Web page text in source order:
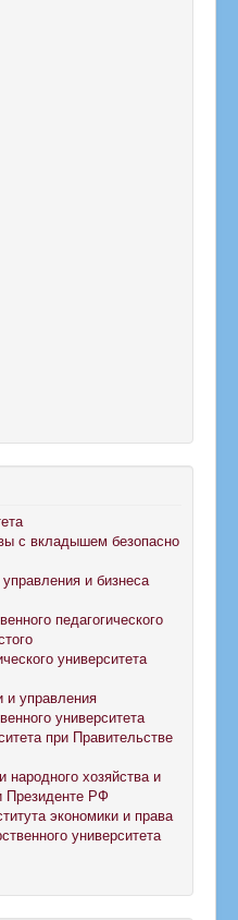
с вкладышем безопасно
и бизнеса
педагогического
университета
и управления
университета
при Правительстве
хозяйства и
Президенте РФ
экономики и права
университета